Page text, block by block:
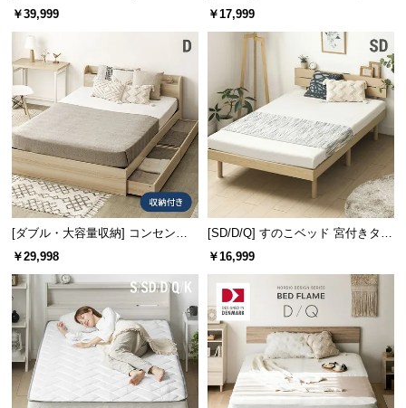
ト機能付きベッド 収納左右組み換
￥39,999
プ
￥17,999
[ダブル・大容量収納] コンセント
機能付きベッド 収納左右組み換え
￥29,998
[SD/D/Q] すのこベッド 宮付きタイ
プ 2口コンセント
￥16,999